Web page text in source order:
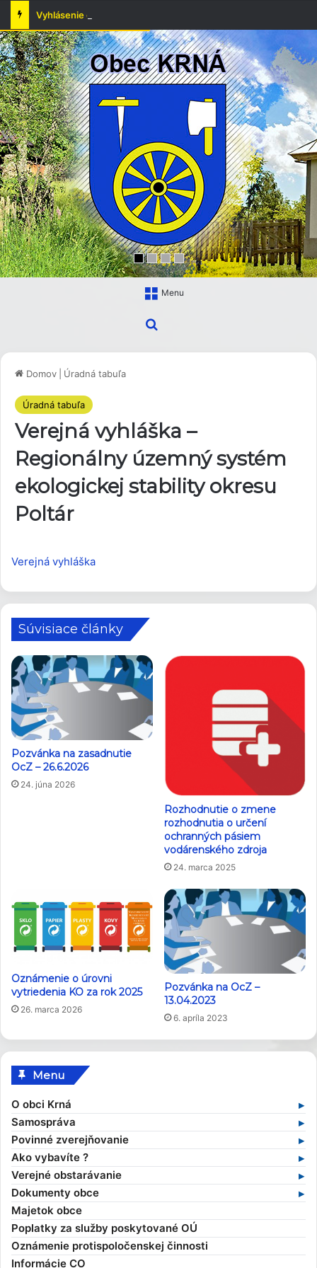
Menu
Domov Úradná tabuľa
Úradná tabuľa
Verejná vyhláška –
Regionálny územný systém
ekologickej stability okresu
Poltár
Verejná vyhláška
Súvisiace články
Pozvánka na zasadnutie
OcZ – 26.6.2026
24. júna 2026
Rozhodnutie o zmene
rozhodnutia o určení
ochranných pásiem
vodárenského zdroja
24. marca 2025
Oznámenie o úrovni
vytriedenia KO za rok 2025
26. marca 2026
Pozvánka na OcZ –
13.04.2023
6. apríla 2023
Menu
O obci Krná
Základné informácie
Profil obce
História obce
Obecné symboly
Kultúra
Zaujímavosti
Samospráva
Samospráva v súčasnosti
Obecný úrad
Starosta obce
Zamestnanci obce
Hlavný kontrolór
Obecní poslanci a komisie
Zasadnutia OcZ
Povinné zverejňovanie
Zmluvy
Faktúry
Objednávky
Ako vybavíte ?
Stavebný poriadok
Výruby drevín
Dane a poplatky
Evidencia obyvateľov
Overovanie dokumentov
Sťažnosti a žiadosti
Sociálna pomoc
Verejné obstarávanie
Verejné obstarávania
Profil verejného obstarávateľa
Dokumenty obce
Kompetencie obce
Všeobecné záväzné nariadenia
Ekonomické dokumenty
Rozpočet obce
Majetok obce
Poplatky za služby poskytované OÚ
Oznámenie protispoločenskej činnosti
Informácie CO